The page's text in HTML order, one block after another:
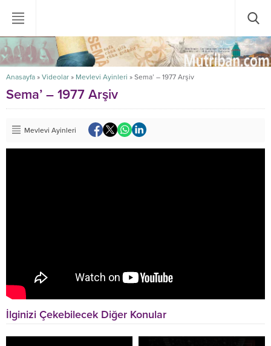
Anasayfa » Videolar » Mevlevi Ayinleri » Sema’ – 1977 Arşiv
Sema’ – 1977 Arşiv
Mevlevi Ayinleri
İlginizi Çekebilecek Diğer Konular